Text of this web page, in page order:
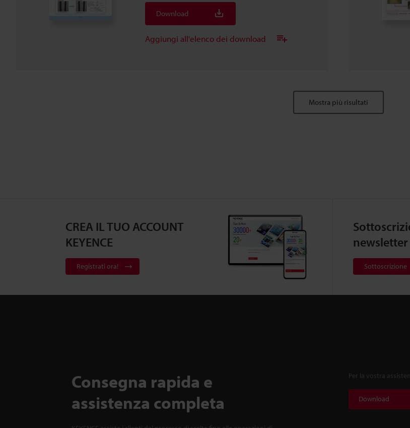
Download
Aggiungi all'elenco dei download
Mostra più risultati
CREA IL TUO ACCOUNT
KEYENCE
Registrati ora!
newsletter
Sottoscrizione
Consegna rapida e
assistenza completa
Per la vostra
Download